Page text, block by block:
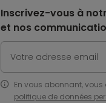
Inscrivez-vous à
et nos
En vous abonnant,
politique de données